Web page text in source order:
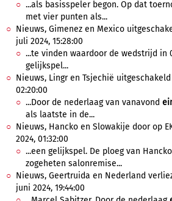
...als basisspeler begon. Op dat
met vier punten als...
Nieuws, Gimenez en Mexico
juli 2024, 15:28:00
...te vinden waardoor de wedstrijd in
gelijkspel...
Nieuws, Lingr en Tsjechië uitgeschakeld
02:20:00
...Door de nederlaag van vanavond
als laatste in de...
Nieuws, Hancko en Slowakije door op
2024, 01:32:00
...een gelijkspel. De ploeg van Hancko
zogeheten salonremise...
Nieuws, Geertruida en Nederland
juni 2024, 19:44:00